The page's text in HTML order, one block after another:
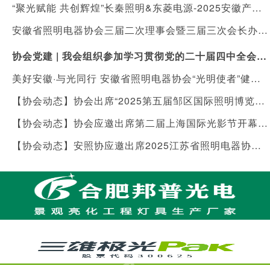
“聚光赋能 共创辉煌”长秦照明&东菱电源-2025安徽产品发布会在合肥举行
安徽省照明电器协会三届二次理事会暨三届三次会长办公会顺利召开
协会党建 | 我会组织参加学习贯彻党的二十届四中全会精神宣讲报告会
美好安徽·与光同行 安徽省照明电器协会“光明使者”健康照明进校园，向利辛县城北镇陈营村小学捐赠价值十万元护眼灯具
【协会动态】协会出席“2025第五届邹区国际照明博览会”开幕式
【协会动态】协会应邀出席第二届上海国际光影节开幕式及光影艺术国际研讨会
【协会动态】安照协应邀出席2025江苏省照明电器协会年会